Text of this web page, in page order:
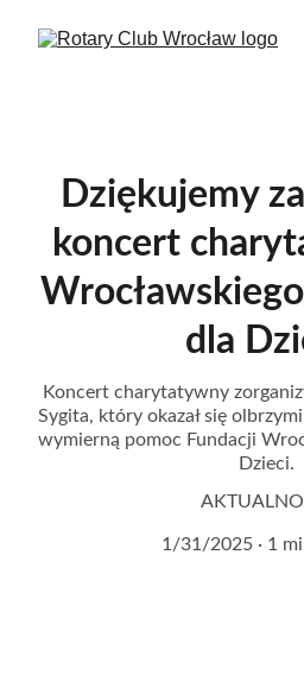
Dziękujemy
koncert
dla
Koncert charytatywny
Sygita, który okazał się
wymierną pomoc Fundacji
Dzieci.
1/31/2025 1